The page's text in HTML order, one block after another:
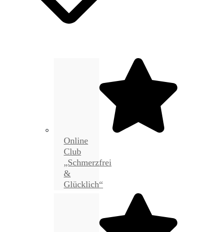
Online
Club
„Schmerzfrei
&
Glücklich“